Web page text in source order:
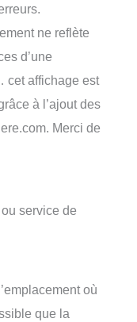
ne reflète
d’une
cet affichage est
à l’ajout des
Merci de
service de
où
que la